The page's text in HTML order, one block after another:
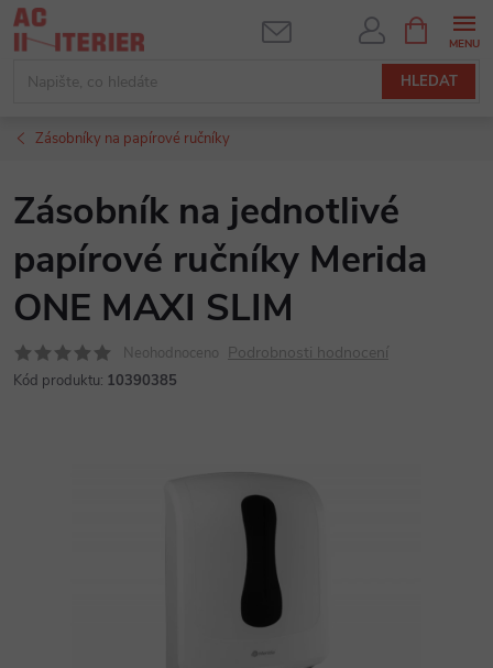
Přejít
na
HLEDAT
NÁKUPNÍ
KOŠÍK
Zásobníky na papírové ručníky
Zásobník na jednotlivé
papírové ručníky Merida
ONE MAXI SLIM
Neohodnoceno Podrobnosti hodnocení
Kód produktu: 10390385